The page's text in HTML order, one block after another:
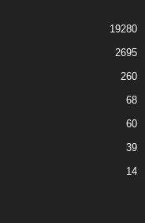
19280
2695
260
68
60
39
14